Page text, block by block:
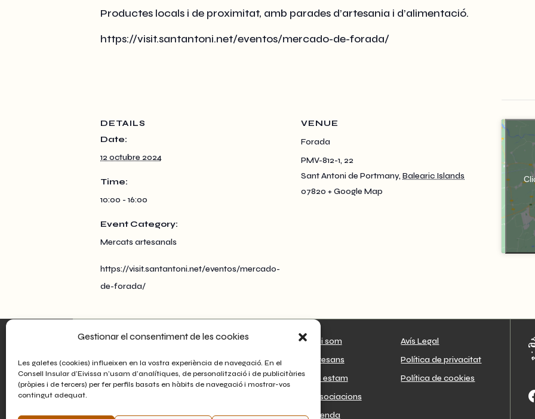
Gestionar el consentiment de les cookies
Les galetes (cookies) influeixen en la vostra experiència de navegació. En el
Consell Insular d’Eivissa n’usam d’analítiques, de personalització i de publicitàries
(pròpies i de tercers) per fer perfils basats en hàbits de navegació i mostrar-vos
contingut adequat.
Productes locals i de proximitat, amb parades d’artesania i d’alimentació.
https://visit.santantoni.net/eventos/mercado-de-forada/
DETAILS
Date:
12 octubre 2024
Time:
10:00 - 16:00
Event Category:
Mercats artesanals
https://visit.santantoni.net/eventos/mercado-
de-forada/
VENUE
Forada
PMV-812-1, 22
Sant Antoni de Portmany, Balearic Islands
07820 + Google Map
Consell Insular d’Eivissa
Avinguda d’Espanya, 49. Eivissa - 07800
E-mail:
Qui som
Artesans
On estam
Associacions
Agenda
Avís Legal
Política de privacitat
Política de cookies